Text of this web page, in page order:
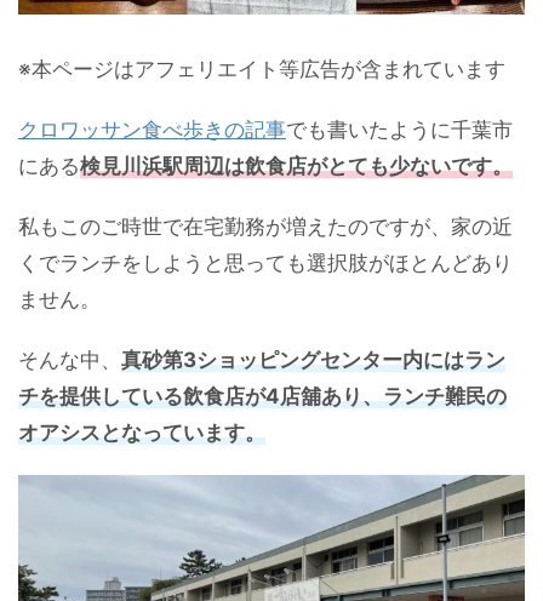
※本ページはアフェリエイト等広告が含まれています
クロワッサン食べ歩きの記事でも書いたように千葉市
にある検見川浜駅周辺は飲食店がとても少ないです。
私もこのご時世で在宅勤務が増えたのですが、家の近
くでランチをしようと思っても選択肢がほとんどあり
ません。
そんな中、 真砂第3ショッピングセンター内にはラン
チを提供している飲食店が4店舖あり、ランチ難民の
オアシスとなっています。